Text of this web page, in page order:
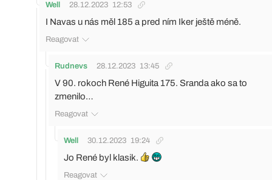
Well 28.12.2023 12:53
I Navas u nás měl 185 a pred ním Iker ještě méně.
Reagovat
Rudnevs 28.12.2023 13:45
V 90. rokoch René Higuita 175. Sranda ako sa to
zmenilo…
Reagovat
Well 30.12.2023 19:24
Jo René byl klasik.
Reagovat